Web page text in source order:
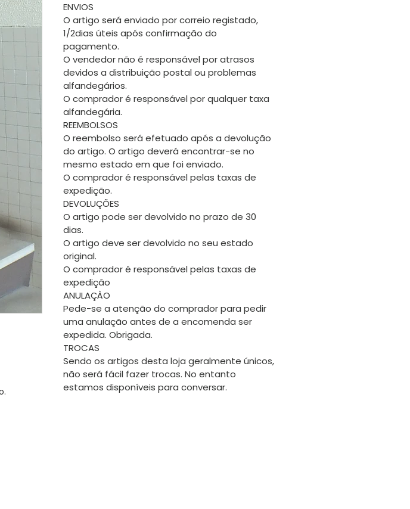
ENVIOS
O artigo será enviado por correio registado,
1/2dias úteis após confirmação do
pagamento.
O vendedor não é responsável por atrasos
devidos a distribuição postal ou problemas
alfandegários.
O comprador é responsável por qualquer taxa
alfandegária.
REEMBOLSOS
O reembolso será efetuado após a devolução
do artigo. O artigo deverá encontrar-se no
mesmo estado em que foi enviado.
O comprador é responsável pelas taxas de
expedição.
DEVOLUÇÕES
O artigo pode ser devolvido no prazo de 30
dias.
O artigo deve ser devolvido no seu estado
original.
O comprador é responsável pelas taxas de
expedição
ANULAÇÀO
Pede-se a atenção do comprador para pedir
uma anulação antes de a encomenda ser
expedida. Obrigada.
TROCAS
Sendo os artigos desta loja geralmente únicos,
não será fácil fazer trocas. No entanto
estamos disponíveis para conversar.